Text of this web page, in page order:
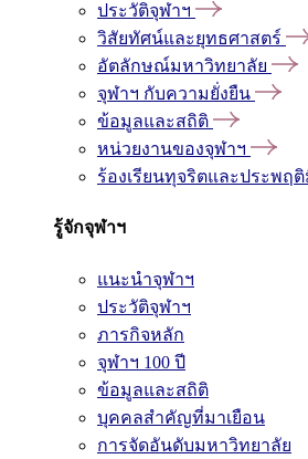
ประวัติจุฬาฯ
วิสัยทัศน์และยุทธศาสตร์
อัตลักษณ์มหาวิทยาลัย
จุฬาฯ กับความยั่งยืน
ข้อมูลและสถิติ
หน่วยงานของจุฬาฯ
ร้องเรียนทุจริตและประพฤ
รู้จักจุฬาฯ
แนะนำจุฬาฯ
ประวัติจุฬาฯ
ภารกิจหลัก
จุฬาฯ 100 ปี
ข้อมูลและสถิติ
บุคคลสำคัญที่มาเยือน
การจัดอันดับมหาวิทยาลัย